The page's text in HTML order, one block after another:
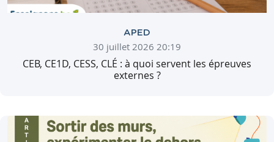
APED
30 juillet 2026 20:19
CEB, CE1D, CESS, CLÉ : à quoi servent les épreuves
externes ?